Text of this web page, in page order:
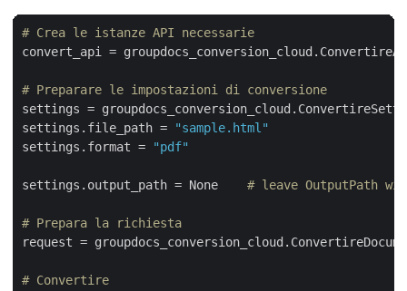
# Crea le istanze API necessarie
convert_api =
# Preparare le impostazioni di conversione
settings =
settings.file_path =
"sample.html"
settings.format =
"pdf"
settings.output_path = None # leave OutputPath
# Prepara la richiesta
request =
# Convertire